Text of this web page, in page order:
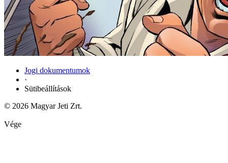
Jogi dokumentumok
·
Sütibeállítások
© 2026 Magyar Jeti Zrt.
Vége